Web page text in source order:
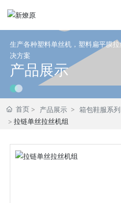
产品展示
生产各种塑料单丝机，塑料扁平膜
决方案
首页 产品展示 箱包鞋服系列
拉链单丝拉丝机组